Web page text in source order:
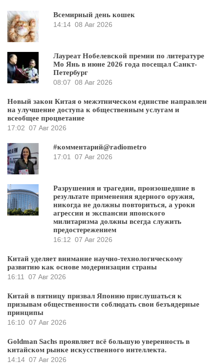
Всемирный день кошек
14:14 08 Авг 2026
Лауреат Нобелевской премии по литературе
Мо Янь в июне 2026 года посещал Санкт-
Петербург
08:07 08 Авг 2026
Новый закон Китая о межэтническом единстве направлен
на улучшение доступа к общественным услугам и
всеобщее процветание
17:02 07 Авг 2026
#комментарий@radiometro
17:01
07 Авг 2026
Разрушения и трагедии, произошедшие в
результате применения ядерного оружия,
никогда не должны повториться, а уроки
агрессии и экспансии японского
милитаризма должны всегда служить
предостережением
16:12 07 Авг 2026
Китай уделяет внимание научно-технологическому
развитию как основе модернизации страны
16:11
07 Авг 2026
Китай в пятницу призвал Японию прислушаться к
призывам общественности соблюдать свои безъядерные
принципы
16:10 07 Авг 2026
Goldman Sachs проявляет всё большую уверенность в
китайском рынке искусственного интеллекта.
14:14 07 Авг 2026